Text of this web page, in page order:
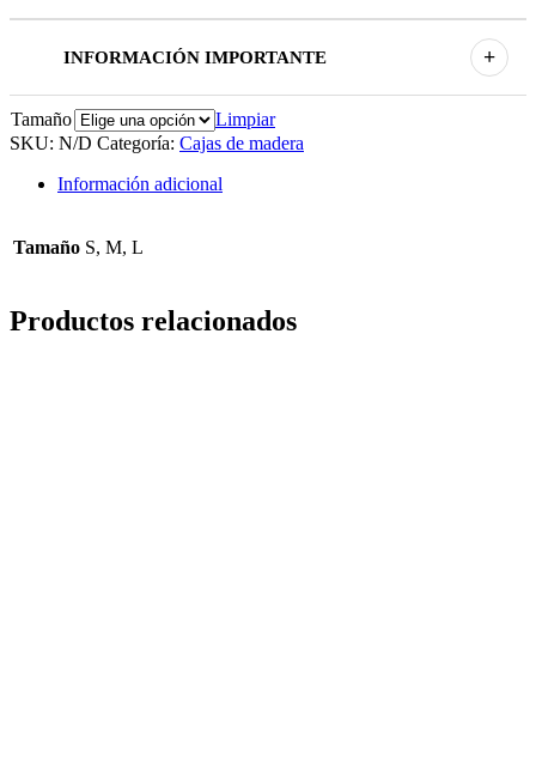
INFORMACIÓN IMPORTANTE +
Tamaño
Limpiar
SKU: N/D Categoría: Cajas de madera
Información adicional
Tamaño S, M, L
Productos relacionados